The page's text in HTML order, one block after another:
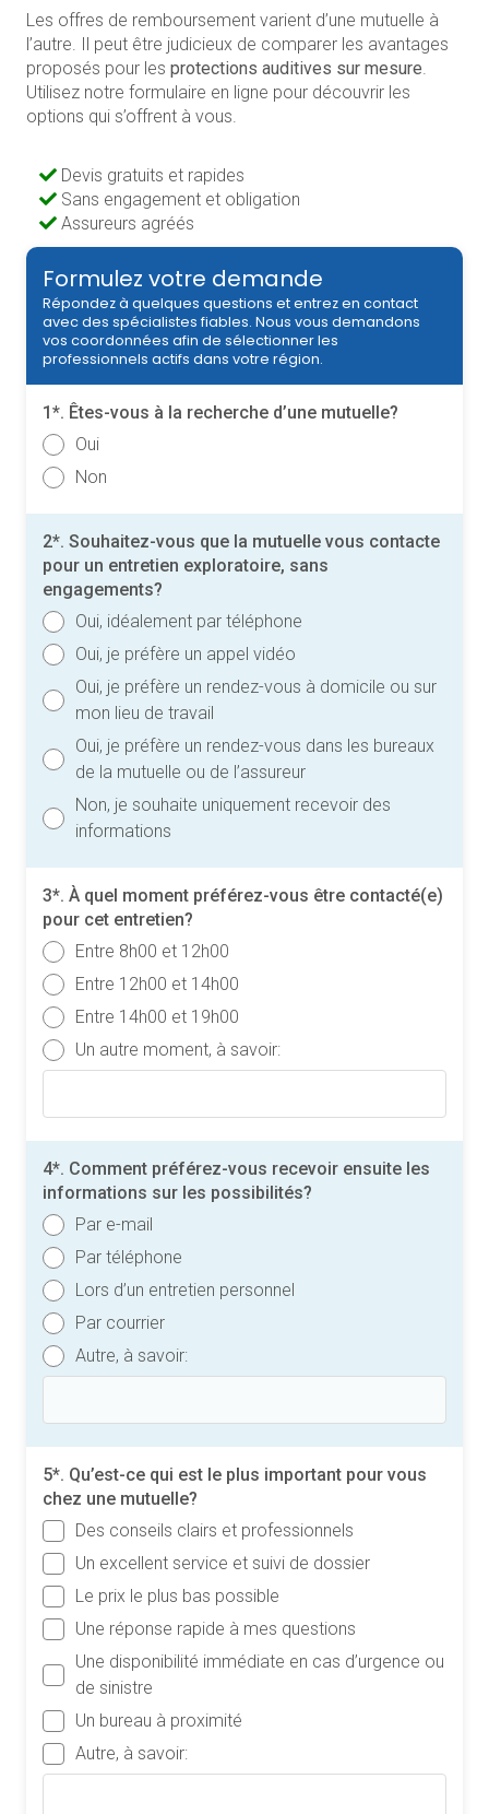
Les offres de remboursement varient d’une mutuelle à
l’autre. Il peut être judicieux de comparer les avantages
proposés pour les protections auditives sur mesure.
Utilisez notre formulaire en ligne pour découvrir les
options qui s’offrent à vous.
Devis gratuits et rapides
Sans engagement et obligation
Assureurs agréés
Formulez votre demande
Répondez à quelques questions et entrez en contact
avec des spécialistes fiables. Nous vous demandons
vos coordonnées afin de sélectionner les
professionnels actifs dans votre région.
1*. Êtes-vous à la recherche d’une mutuelle?
Oui
Non
2*. Souhaitez-vous que la mutuelle vous contacte
pour un entretien exploratoire, sans
engagements?
Oui, idéalement par téléphone
Oui, je préfère un appel vidéo
Oui, je préfère un rendez-vous à domicile ou sur
mon lieu de travail
Oui, je préfère un rendez-vous dans les bureaux
de la mutuelle ou de l’assureur
Non, je souhaite uniquement recevoir des
informations
3*. À quel moment préférez-vous être contacté(e)
pour cet entretien?
Entre 8h00 et 12h00
Entre 12h00 et 14h00
Entre 14h00 et 19h00
Un autre moment, à savoir:
4*. Comment préférez-vous recevoir ensuite les
informations sur les possibilités?
Par e-mail
Par téléphone
Lors d’un entretien personnel
Par courrier
Autre, à savoir:
5*. Qu’est-ce qui est le plus important pour vous
chez une mutuelle?
Des conseils clairs et professionnels
Un excellent service et suivi de dossier
Le prix le plus bas possible
Une réponse rapide à mes questions
Une disponibilité immédiate en cas d’urgence ou
de sinistre
Un bureau à proximité
Autre, à savoir: